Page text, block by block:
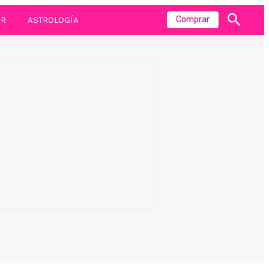
ASTROLOGÍA Comprar
Mostrar